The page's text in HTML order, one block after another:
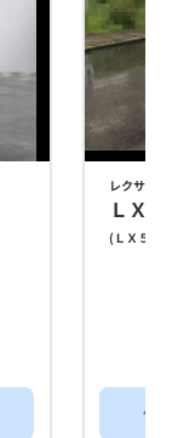
レクサス
ＬＸ
( ＬＸ５７
他